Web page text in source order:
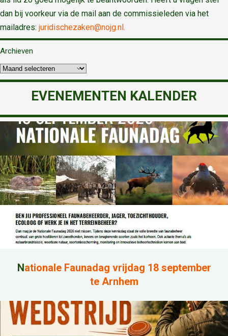
dan bij voorkeur via de mail aan de commissieleden via het
mailadres: juridischezaken@nojg.nl.
Archieven
EVENEMENTEN KALENDER
Nationale Faunadag vrijdag 18 september
te Arnhem